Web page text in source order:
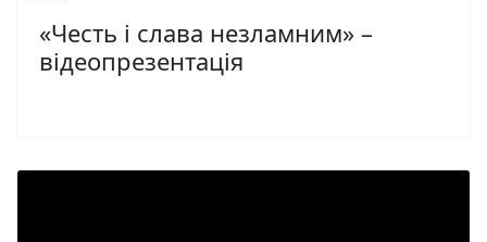
«Честь і слава незламним» –
відеопрезентація